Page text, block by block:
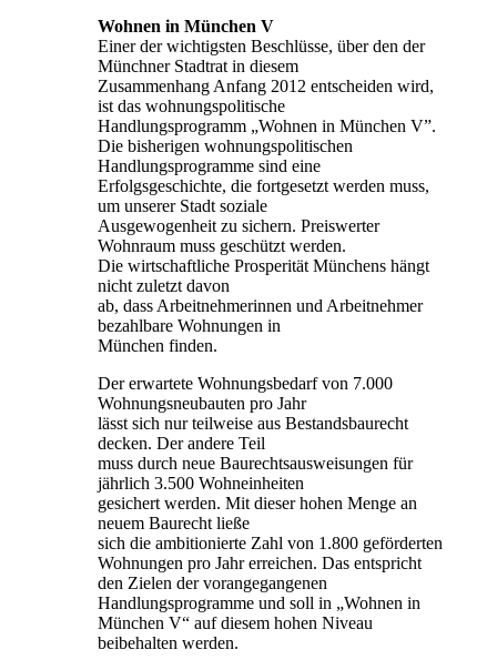
Wohnen in München V
Einer der wichtigsten Beschlüsse, über den der
Münchner Stadtrat in diesem
Zusammenhang Anfang 2012 entscheiden wird,
ist das wohnungspolitische
Handlungsprogramm „Wohnen in München V”.
Die bisherigen wohnungspolitischen
Handlungsprogramme sind eine
Erfolgsgeschichte, die fortgesetzt werden muss,
um unserer Stadt soziale
Ausgewogenheit zu sichern. Preiswerter
Wohnraum muss geschützt werden.
Die wirtschaftliche Prosperität Münchens hängt
nicht zuletzt davon
ab, dass Arbeitnehmerinnen und Arbeitnehmer
bezahlbare Wohnungen in
München finden.
Der erwartete Wohnungsbedarf von 7.000
Wohnungsneubauten pro Jahr
lässt sich nur teilweise aus Bestandsbaurecht
decken. Der andere Teil
muss durch neue Baurechtsausweisungen für
jährlich 3.500 Wohneinheiten
gesichert werden. Mit dieser hohen Menge an
neuem Baurecht ließe
sich die ambitionierte Zahl von 1.800 geförderten
Wohnungen pro Jahr erreichen. Das entspricht
den Zielen der vorangegangenen
Handlungsprogramme und soll in „Wohnen in
München V“ auf diesem hohen Niveau
beibehalten werden.